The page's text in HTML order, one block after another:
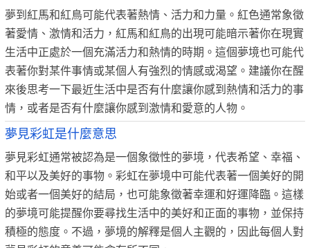
夢到紅馬和紅鳥可能代表著熱情、活力和力量。紅色通常象徵
著愛情、激情和活力，紅馬和紅鳥的出現可能暗示著你在現實
生活中正處於一個充滿活力和熱情的時期。這個夢境也可能代
表著你對某件事情或某個人有強烈的情感或渴望。建議你在醒
來後思考一下最近生活中是否有什麼讓你感到熱情和活力的事
情，或者是否有什麼讓你感到激情和愛意的人物。
夢見彩虹是什麼意思
夢見彩虹通常被認為是一個象徵性的夢境，代表希望、幸福、
和平以及美好的事物。彩虹在夢境中可能代表著一個美好的開
始或者一個美好的結局，也可能象徵著幸運和好運降臨。這樣
的夢境可能提醒你要尋找生活中的美好和正面的事物，並保持
積極的態度。不過，夢境的解釋是個人主觀的，因此每個人對